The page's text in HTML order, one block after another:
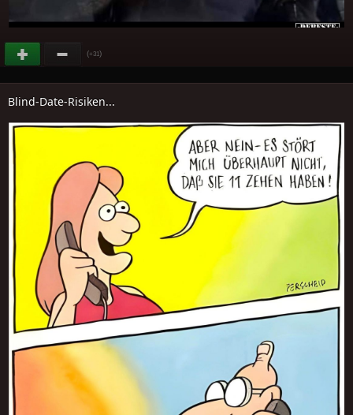
(+31)
Blind-Date-Risiken...